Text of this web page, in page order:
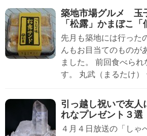
築地市場グルメ 玉
「松露」かまぼこ「
先月も築地には行った
んもお目当てのものが
ました。 前回食べら
す。 丸武（まるたけ）
引っ越し祝いで友人
れなプレゼント３選
４月４日放送の「し